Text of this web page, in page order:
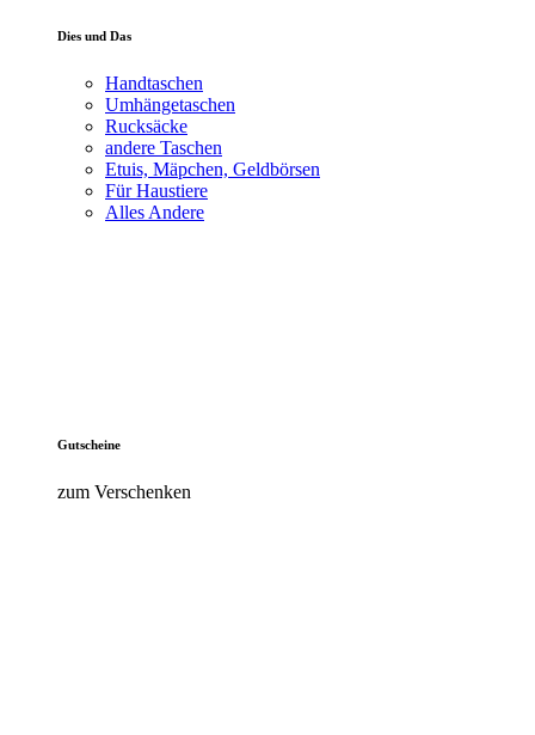
Dies und Das
Handtaschen
Umhängetaschen
Rucksäcke
andere Taschen
Etuis, Mäpchen, Geldbörsen
Für Haustiere
Alles Andere
Gutscheine
zum Verschenken